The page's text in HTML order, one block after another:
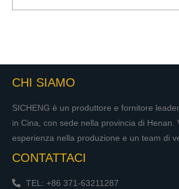
CHI SIAMO
SICHENG è un produttore e fornitore
in Cina, con sede nella provincia di Henan.
esperienza nella produzione e un team di
CONTATTACI
TEL: +86 371-63211287